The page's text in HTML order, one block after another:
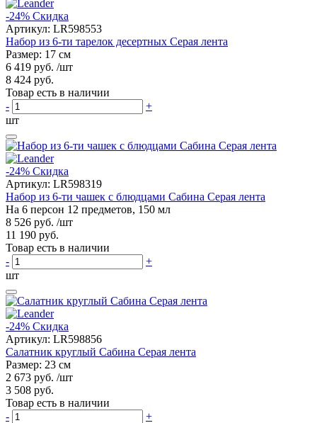
-24% Скидка
Артикул: LR598553
Набор из 6-ти тарелок десертных Серая лента
Размер: 17 см
6 419 руб. /шт
8 424 руб.
Товар есть в наличии
-
+
шт
-24% Скидка
Артикул: LR598319
Набор из 6-ти чашек с блюдцами Сабина Серая лента
На 6 персон 12 предметов, 150 мл
8 526 руб. /шт
11 190 руб.
Товар есть в наличии
-
+
шт
-24% Скидка
Артикул: LR598856
Салатник круглый Сабина Серая лента
Размер: 23 см
2 673 руб. /шт
3 508 руб.
Товар есть в наличии
-
+